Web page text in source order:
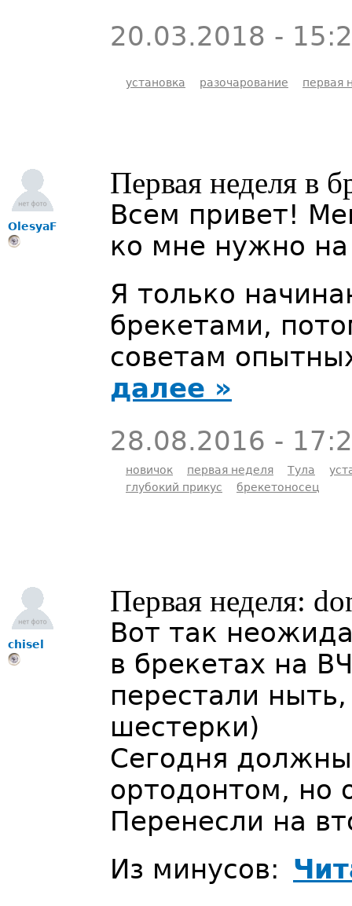
20.03.2018 -
установка разочарование первая
OlesyaF
Первая неделя в
Всем привет!
ко мне нужно
Я только
брекетами,
советам
далее »
28.08.2016 -
новичок первая неделя Тула
глубокий прикус
брекетоносец
chisel
Первая неделя:
Вот так
в брекетах на
перестали
шестерки)
Сегодня
ортодонтом, но
Перенесли на
Из минусов: